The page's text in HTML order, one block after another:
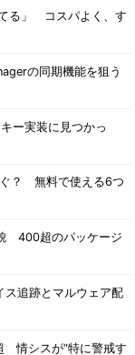
る」 コスパよく、す
の同期機能を狙う
ー実装に見つかっ
？ 無料で使える6つ
400超のパッケージ
ス追跡とマルウェア配
情シスが“特に警戒す